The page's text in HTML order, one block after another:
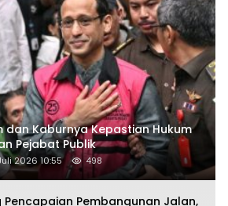
dan Kaburnya Kepastian Hukum
Pejabat Publik
2026 10:55 498
Pencapaian Pembangunan Jalan,